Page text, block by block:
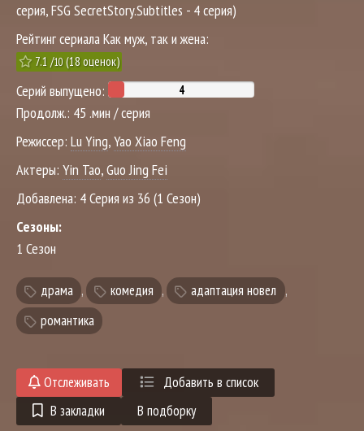
серия, FSG SecretStory.Subtitles - 4 серия)
Рейтинг сериала Как муж, так и жена:
7.1 /10(18оценок)
Серий выпущено:
Продолж.: 45 .мин / серия
Режиссер: Lu Ying,Yao Xiao Feng
Актеры: Yin Tao,Guo Jing Fei
Добавлена: 4 Серия из 36 (1 Сезон)
Сезоны:
1 Сезон
драма , комедия , адаптация новел ,
романтика
Отслеживать
Добавить в список
В закладки
В подборку